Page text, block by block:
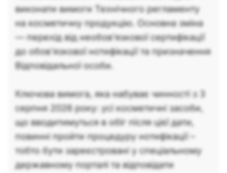
виконати вимоги Технічного регламенту
на косметичну продукцію. Основна зміна
— перехід від необов'язкової сертифікації
до обов'язкової нотифікації та призначення
Відповідальної особи.
Ключова вимога, яка набуває чинності з 3
серпня 2026 року: усі косметичні засоби,
що вводитимуться в обіг після цієї дати,
повинні пройти процедуру нотифікації –
тобто бути зареєстровані у спеціальному
державному порталі та відповідати